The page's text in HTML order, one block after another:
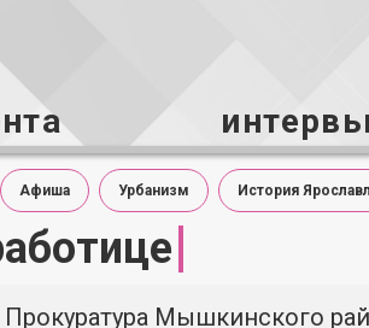
Афиша Урбанизм История
Прокуратура Мышкинского